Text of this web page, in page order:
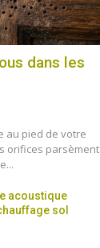
dans les
au pied de votre
orifices parsèment
acoustique
sol